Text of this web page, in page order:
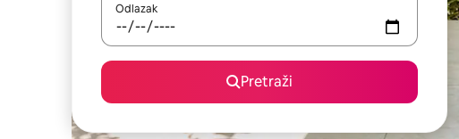
Odlazak
Pretraži